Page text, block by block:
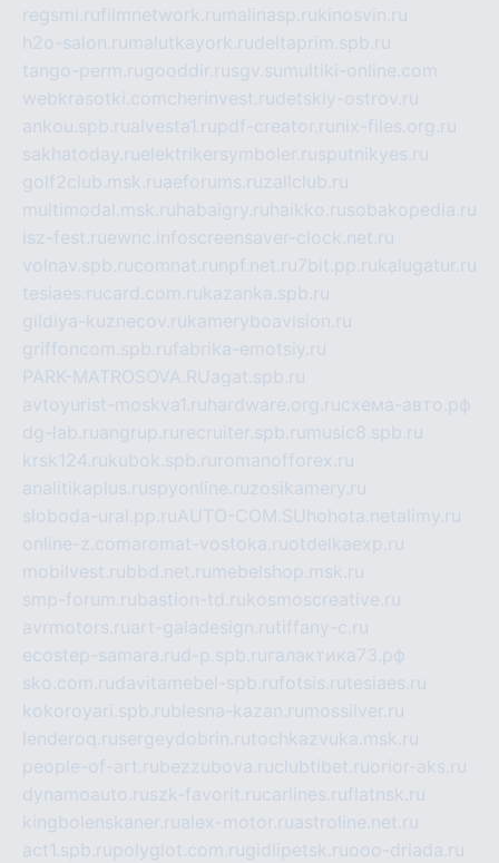
regsmi.rufilmnetwork.ru malinasp.rukinosvin.ru
h2o-salon.ru malutkayork.rudeltaprim.spb.ru
tango-perm.rugooddir.rusgv.su multiki-online.com
webkrasotki.comcherinvest.rudetskiy-ostrov.ru
ankou.spb.rualvesta1.rupdf-creator.ru nix-files.org.ru
sakhatoday.ruelektrikersymboler.rusputnikyes.ru
golf2club.msk.ruaeforums.ruzallclub.ru
multimodal.msk.ru habaigry.ru haikko.rusobakopedia.ru
isz-fest.ruewnc.infoscreensaver-clock.net.ru
volnav.spb.rucomnat.ru npf.net.ru7bit.pp.rukalugatur.ru
tesiaes.rucard.com.rukazanka.spb.ru
gildiya-kuznecov.rukameryboavision.ru
griffoncom.spb.rufabrika-emotsiy.ru
PARK-MATROSOVA.RUagat.spb.ru
avtoyurist-moskva1.ru hardware.org.ruсхема-авто.рф
dg-lab.ruangrup.ru recruiter.spb.ru music8.spb.ru
krsk124.rukubok.spb.ru romanofforex.ru
analitikaplus.ruspyonline.ruzosikamery.ru
sloboda-ural.pp.ruAUTO-COM.SU hohota.netalimy.ru
online-z.comaromat-vostoka.ruotdelkaexp.ru
mobilvest.rubbd.net.ru mebelshop.msk.ru
smp-forum.rubastion-td.rukosmoscreative.ru
avrmotors.ruart-galadesign.rutiffany-c.ru
ecostep-samara.rud-p.spb.ru галактика73.рф
sko.com.rudavitamebel-spb.rufotsis.rutesiaes.ru
kokoroyari.spb.rublesna-kazan.ru mossilver.ru
lenderoq.rusergeydobrin.rutochkazvuka.msk.ru
people-of-art.rubezzubova.ruclubtibet.ruorior-aks.ru
dynamoauto.ruszk-favorit.rucarlines.ruflatnsk.ru
kingbolenskaner.rualex-motor.ruastroline.net.ru
act1.spb.rupolyglot.com.rugidlipetsk.ruooo-driada.ru